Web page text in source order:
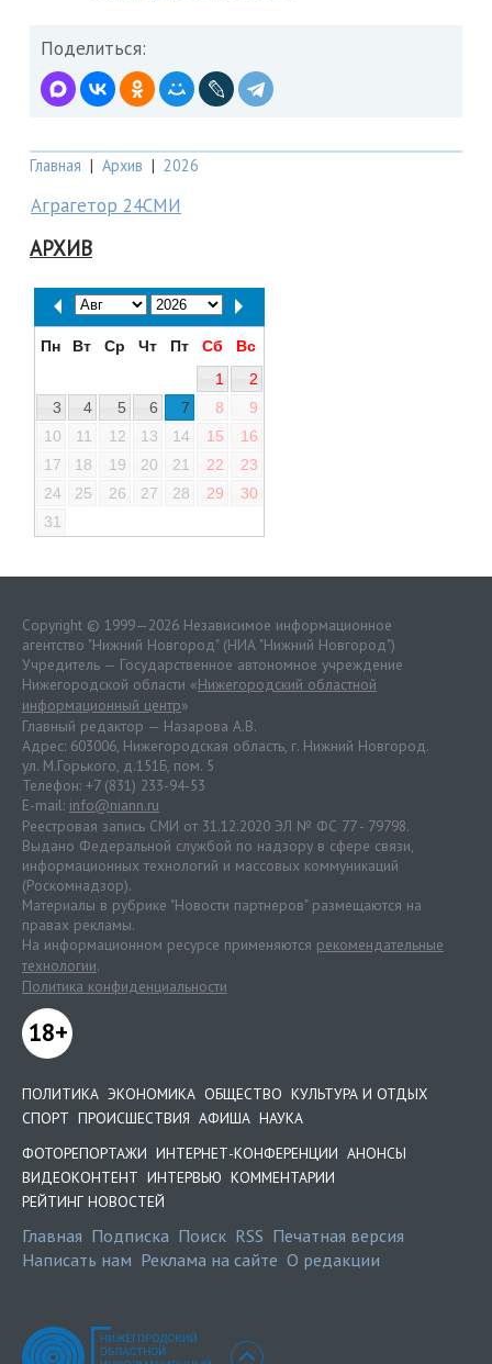
Поделиться:
Главная | Архив | 2026
Аграгетор 24СМИ
АРХИВ
Пн Вт Ср Чт Пт Сб
Вс
1
2
3
4 5 6 7 8
9
10
11 12 13 14 15
16
17
18 19 20 21 22
23
24
25 26 27 28 29
30
31
Copyright © 1999—2026 Независимое информационное
агентство "Нижний Новгород" (НИА "Нижний Новгород")
Учредитель — Государственное автономное учреждение
Нижегородской области «Нижегородский областной
информационный центр»
Главный редактор — Назарова А.В.
Адрес: 603006, Нижегородская область, г. Нижний Новгород.
ул. М.Горького, д.151Б, пом. 5
Телефон: +7 (831) 233-94-53
E-mail: info@niann.ru
Реестровая запись СМИ от 31.12.2020 ЭЛ № ФС 77 - 79798.
Выдано Федеральной службой по надзору в сфере связи,
информационных технологий и массовых коммуникаций
(Роскомнадзор).
Материалы в рубрике "Новости партнеров" размещаются на
правах рекламы.
На информационном ресурсе применяются рекомендательные
технологии.
Политика конфиденциальности
18+
ПОЛИТИКА ЭКОНОМИКА ОБЩЕСТВО КУЛЬТУРА И ОТДЫХ
СПОРТ ПРОИСШЕСТВИЯ АФИША НАУКА
ФОТОРЕПОРТАЖИ ИНТЕРНЕТ-КОНФЕРЕНЦИИ АНОНСЫ
ВИДЕОКОНТЕНТ ИНТЕРВЬЮ КОММЕНТАРИИ
РЕЙТИНГ НОВОСТЕЙ
Главная Подписка Поиск RSS Печатная версия
Написать нам Реклама на сайте О редакции